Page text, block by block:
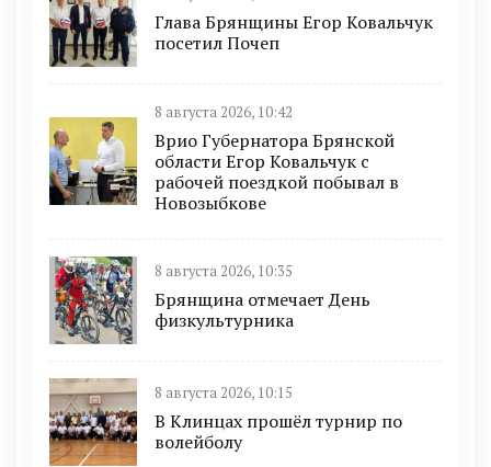
Глава Брянщины Егор Ковальчук
посетил Почеп
8 августа 2026, 10:42
Врио Губернатора Брянской
области Егор Ковальчук с
рабочей поездкой побывал в
Новозыбкове
8 августа 2026, 10:35
Брянщина отмечает День
физкультурника
8 августа 2026, 10:15
В Клинцах прошёл турнир по
волейболу